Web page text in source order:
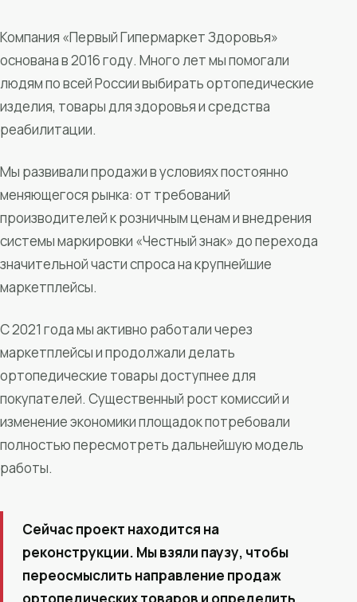
Компания «Первый Гипермаркет Здоровья»
основана в 2016 году. Много лет мы помогали
людям по всей России выбирать ортопедические
изделия, товары для здоровья и средства
реабилитации.
Мы развивали продажи в условиях постоянно
меняющегося рынка: от требований
производителей к розничным ценам и внедрения
системы маркировки «Честный знак» до перехода
значительной части спроса на крупнейшие
маркетплейсы.
С 2021 года мы активно работали через
маркетплейсы и продолжали делать
ортопедические товары доступнее для
покупателей. Существенный рост комиссий и
изменение экономики площадок потребовали
полностью пересмотреть дальнейшую модель
работы.
Сейчас проект находится на
реконструкции. Мы взяли паузу, чтобы
переосмыслить направление продаж